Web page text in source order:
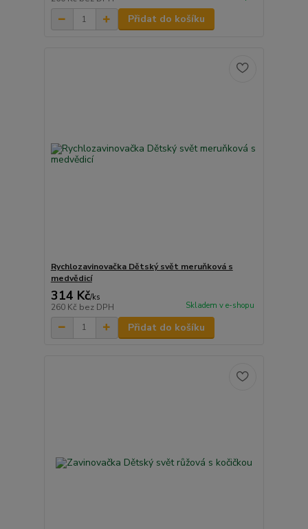
Přidat do košíku
Rychlozavinovačka Dětský svět meruňková s
medvědicí
314 Kč/ks
260 Kč bez DPH Skladem v e-shopu
Přidat do košíku